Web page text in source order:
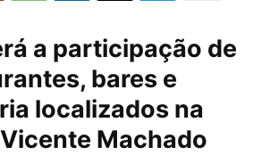
a participação de
bares e
localizados na
Machado